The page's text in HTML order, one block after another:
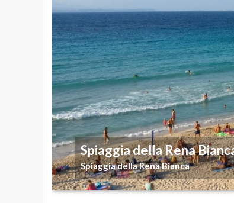
Spiaggia della Rena
Spiaggia della Rena Bianca